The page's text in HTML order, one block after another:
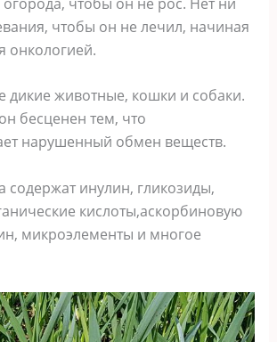
чтобы он не лечил, начиная
онкологией.
дикие животные, кошки и собаки.
бесценен тем, что
нарушенный обмен веществ.
содержат инулин, гликозиды,
кислоты,аскорбиновую
микроэлементы и многое